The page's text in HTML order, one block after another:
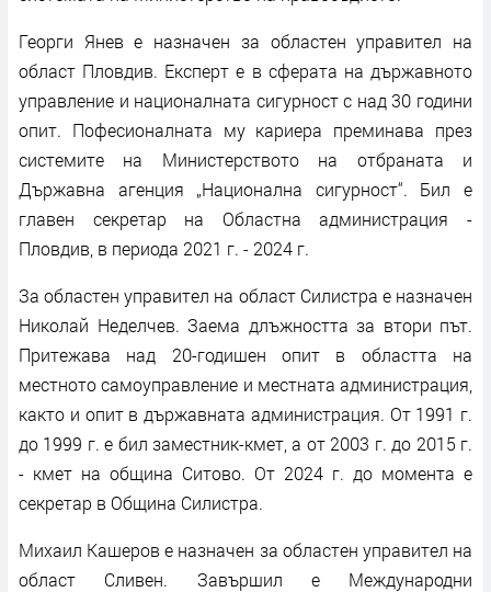
Георги Янев е назначен за областен управител на
област Пловдив. Експерт е в сферата на държавното
управление и националната сигурност с над 30 години
опит. Пофесионалната му кариера преминава през
системите на Министерството на отбраната и
Държавна агенция „Национална сигурност“. Бил е
главен секретар на Областна администрация -
Пловдив, в периода 2021 г. - 2024 г.
За областен управител на област Силистра е назначен
Николай Неделчев. Заема длъжността за втори път.
Притежава над 20-годишен опит в областта на
местното самоуправление и местната администрация,
както и опит в държавната администрация. От 1991 г.
до 1999 г. е бил заместник-кмет, а от 2003 г. до 2015 г.
- кмет на община Ситово. От 2024 г. до момента е
секретар в Община Силистра.
Михаил Кашеров е назначен за областен управител на
област Сливен. Завършил е Международни